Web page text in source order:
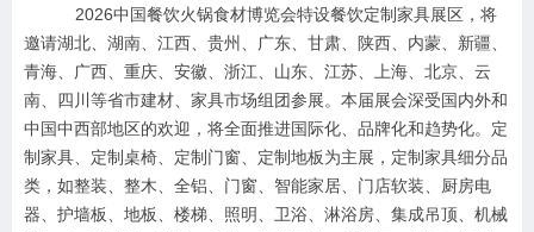
2026中国餐饮火锅食材博览会特设餐饮定制家具展区， 将
邀请湖北、湖南、江西、贵州、广东、甘肃、陕西、内蒙、新疆、
青海、广西、重庆、安徽、浙江、山东、江苏、上海、北京、云
南、四川等省市建材、家具市场组团参展。 本届展会深受国内外和
中国中西部地区的欢迎，将全面推进国际化、品牌化和趋势化。定
制家具、定制桌椅、定制门窗、定制地板为主展，定制家具细分品
类，如整装、整木、全铝、门窗、智能家居、门店软装、厨房电
器、护墙板、地板、楼梯、照明、卫浴、淋浴房、集成吊顶、机械